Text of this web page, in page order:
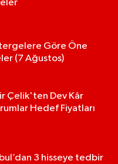
Göre Öne
(7 Ağustos)
Çelik'ten Dev Kâr
Hedef Fiyatları
3 hisseye tedbir